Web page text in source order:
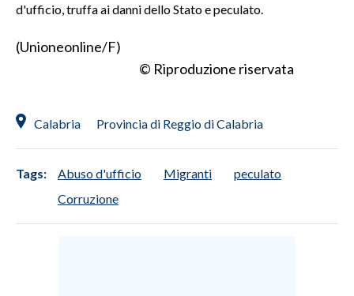
d'ufficio, truffa ai danni dello Stato e peculato.
(Unioneonline/F)
© Riproduzione riservata
Calabria Provincia di Reggio di Calabria
Tags: Abuso d'ufficio Migranti
peculato
Corruzione